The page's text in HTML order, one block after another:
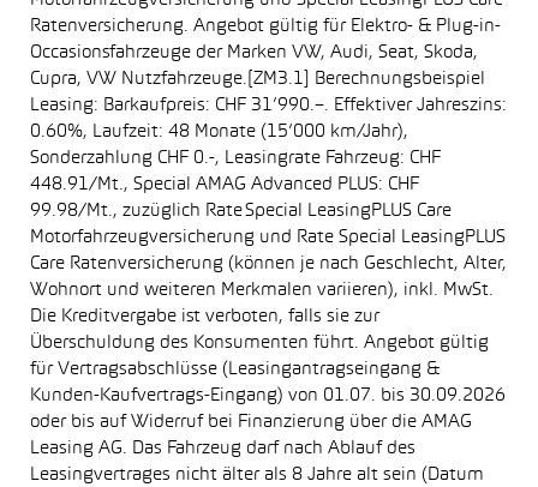
Ratenversicherung. Angebot gültig für Elektro- & Plug-in-
Occasionsfahrzeuge der Marken VW, Audi, Seat, Skoda,
Cupra, VW Nutzfahrzeuge.[ZM3.1] Berechnungsbeispiel
Leasing: Barkaufpreis: CHF 31’990.–. Effektiver Jahreszins:
0.60%, Laufzeit: 48 Monate (15’000 km/Jahr),
Sonderzahlung CHF 0.-, Leasingrate Fahrzeug: CHF
448.91/Mt., Special AMAG Advanced PLUS: CHF
99.98/Mt., zuzüglich Rate Special LeasingPLUS Care
Motorfahrzeugversicherung und Rate Special LeasingPLUS
Care Ratenversicherung (können je nach Geschlecht, Alter,
Wohnort und weiteren Merkmalen variieren), inkl. MwSt.
Die Kreditvergabe ist verboten, falls sie zur
Überschuldung des Konsumenten führt. Angebot gültig
für Vertragsabschlüsse (Leasingantragseingang &
Kunden-Kaufvertrags-Eingang) von 01.07. bis 30.09.2026
oder bis auf Widerruf bei Finanzierung über die AMAG
Leasing AG. Das Fahrzeug darf nach Ablauf des
Leasingvertrages nicht älter als 8 Jahre alt sein (Datum